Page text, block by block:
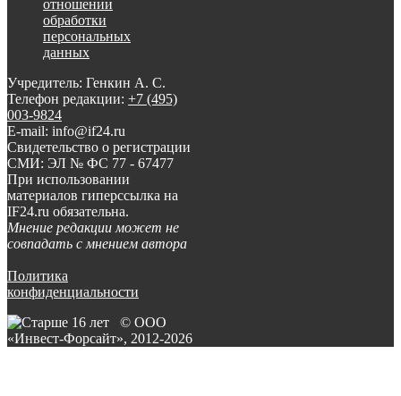
отношении
обработки
персональных
данных
Учредитель: Генкин А. С.
Телефон редакции: +7 (495)
003-9824
E-mail: info@if24.ru
Свидетельство о регистрации
СМИ: ЭЛ № ФС 77 - 67477
При использовании
материалов гиперссылка на
IF24.ru обязательна.
Мнение редакции может не
совпадать с мнением автора
Политика
конфиденциальности
© ООО
«Инвест-Форсайт», 2012-2026